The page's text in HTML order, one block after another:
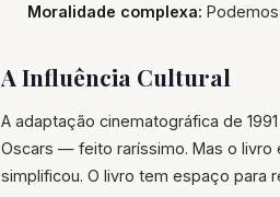
Moralidade complexa:
A Influência Cultural
A adaptação cinematográfica de
Oscars — feito raríssimo. Mas o livro
simplificou. O livro tem espaço para